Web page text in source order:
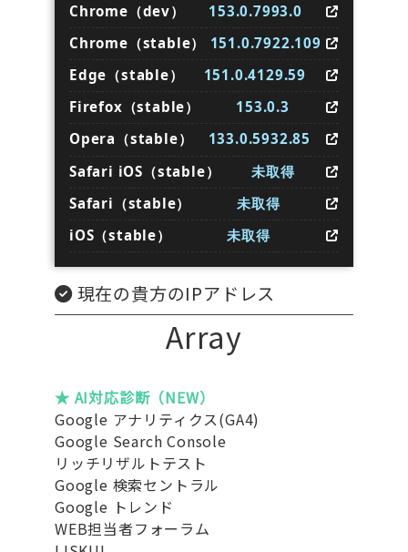
Chrome（dev）
153.0.7993.0
Chrome（stable）
151.0.7922.109
Edge（stable）
151.0.4129.59
Firefox（stable）
153.0.3
Opera（stable）
133.0.5932.85
Safari iOS（stable）
未取得
Safari（stable）
未取得
iOS（stable）
未取得
現在の貴方のIPアドレス
Array
★ AI対応診断（NEW）
Google アナリティクス(GA4)
Google Search Console
リッチリザルトテスト
Google 検索セントラル
Google トレンド
WEB担当者フォーラム